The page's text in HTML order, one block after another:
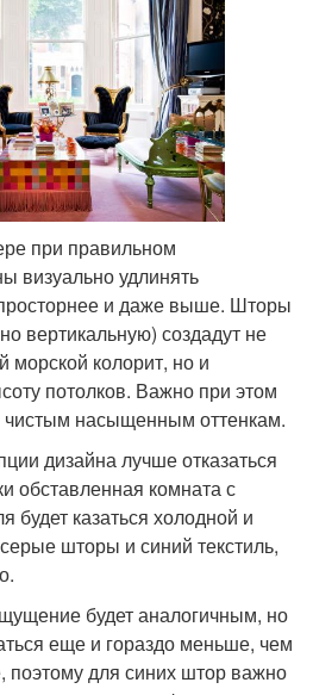
при правильном
визуально удлинять
и даже выше. Шторы
вертикальную) создадут не
морской колорит, но и
потолков. Важно при этом
чистым насыщенным оттенкам.
дизайна лучше отказаться
обставленная комната с
будет казаться холодной и
шторы и синий текстиль,
будет аналогичным, но
еще и гораздо меньше, чем
поэтому для синих штор важно